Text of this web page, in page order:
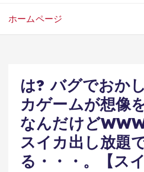
ホームページ
は? バグでおか
カゲームが想像
なんだけど
スイカ出し放題
る・・・。【ス